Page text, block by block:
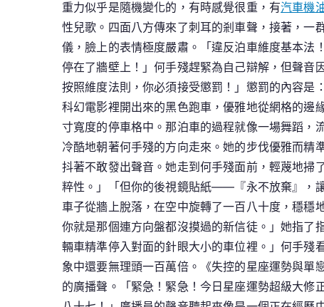
重力似乎是隨機變化的，有時感覺很重，有汽車機
性兒歌。四面八方傳來了刺耳的剎車聲，接著，一
儀，臉上的表情極度嚴肅。「違反泊車維度基本法
停在了牆壁上！」何手殘趕緊為自己辯解，但聲
按照維度法則，你必須接受懲罰！」懲罰的內容是
科幻電影裡開出來的黑色跑車，優雅地從網格的邊
寸寬度的停車格中。那泊車的過程就像一場舞蹈，
冷酷地朝著何手殘的方向走來。她的步伐優雅而精
抖著不敢發出聲音。她走到何手殘面前，輕蔑地掃
粹性。」「但你的後視鏡貼紙——『永不放棄』，
車子從牆上脫落，在空中旋轉了一百八十度，穩
你就是那個連方向盤都沒摸過的新信徒。」她指了
輛車精準停入對面的針眼大小的車位裡。」何手殘
象中還要無理頭一百萬倍。《失控的星座運勢與單
的廣播聲。「緊急！緊急！今日星座運勢超級大修